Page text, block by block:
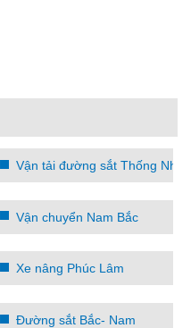
Vận tải đường sắt Thống Nhất
Vận chuyển Nam Bắc
Xe nâng Phúc Lâm
Đường sắt Bắc- Nam